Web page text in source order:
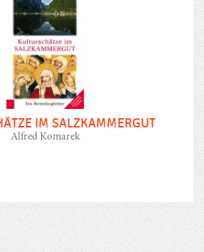
IM SALZKAMMERGUT
Alfred Komarek